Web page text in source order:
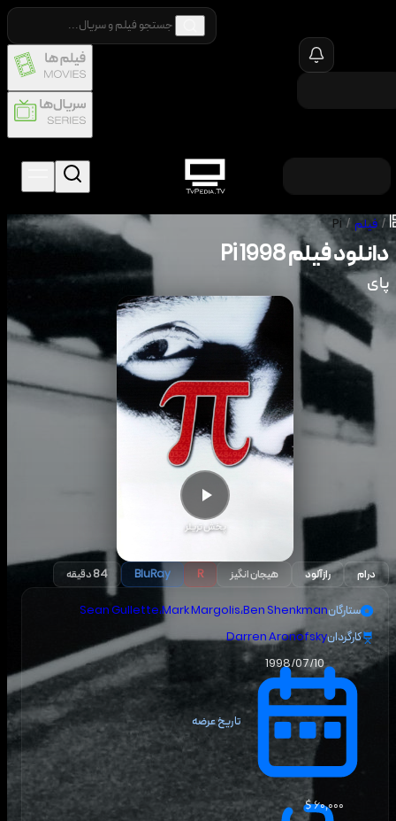
/ فیلم /
Pi
دانلود فیلم1998
Pi
پای
پخش تریلر
درام رازآلود هیجان انگیز R
BluRay 84 دقیقه
ستارگان Sean Gullette،Mark Margolis،Ben Shenkman
کارگردانDarren Aronofsky
تاریخ عرضه
1998/07/10
۶۰٬۰۰۰ $